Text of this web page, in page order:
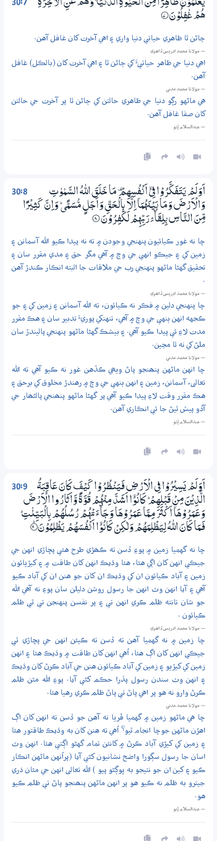
30:7
يَعْلَمُوْنَ ظَاهِرًا مِّنَ الْـحَيٰوةِ الدُّنْيَا ښ وَهُمْ عَنِ الْاٰخِرَةِ
هُمْ غٰفِلُوْنَ 7‏۝
ڄاڻن ٿا ظاهري حياتي دنيا واري ۽ اهي آخرت کان غافل آهن.
— مولانا محمد ادريس ڏاھري
اهي دنيا جي ظاهر حياتيءَ کي ڄاڻن ٿا ۽ اهي آخرت کان (بالڪل) غافل
آهن.
— مولانا محمد مدني
هي ماڻهو رڳو دنيا جي ظاهري حالتن کي ڄاڻن ٿا پر آخرت جي حالتن
کان صفا غافل آهن.
— عبدالسلام ڀُٽو
30:8
اَوَلَمْ يَتَفَكَّرُوْا فِيْٓ اَنْفُسِهِمْ ۣ مَا خَلَقَ اللّٰهُ السَّمٰوٰتِ
وَالْاَرْضَ وَمَا بَيْنَهُمَآ اِلَّا بِالْـحَقِّ وَاَجَلٍ مُّسَمًّى ۭ وَاِنَّ كَثِيْرًا
مِّنَ النَّاسِ بِلِقَاۗئِ رَبِّهِمْ لَكٰفِرُوْنَ 8‏۝
ڇا نه غور ڪيائيون پنهنجي وجودن ۾ ته نه پيدا ڪيو الله آسمانن ۽
زمين کي ۽ جيڪو انهي جي وچ ۾ آهي مگر حق ۽ مدي مقرر سان ۽
تحقيق گهڻا ماڻهو پنهنجي رب جي ملاقات جا البته انڪار ڪندڙ آهن
.
— مولانا محمد ادريس ڏاھري
ڇا پنهنجي دلين ۾ فڪر نه ڪيائون، ته الله آسمانن ۽ زمين کي ۽ جو
ڪجهه انهن ٻنهي جي وچ ۾ آهي، تنهنکي پوريءَ تدبير سان ۽ هڪ مقرر
مدت لاءِ ئي پيدا ڪيو آهي. ۽ بيشڪ گهڻا ماڻهو پنهنجي پاليندڙ سان
ملڻ کي نه ٿا مڃين.
— مولانا محمد مدني
ڇا انهن ماڻهن پنھنجو پاڻ ويھي ڪڏهن غور نه ڪيو آهي ته الله
تعالى، آسمانن، زمين ۽ انهن ٻنهي جي وچ ۾ رهندڙ مخلوق کي برحق ۽
هڪ مقرر وقت لاءِ پيدا ڪيو آهي پر گهڻا ماڻهو پنھنجي پالڻھار جي
آڏو پيش ٿيڻ جا ئي انڪاري آهن.
— عبدالسلام ڀُٽو
30:9
اَوَلَمْ يَسِيْرُوْا فِي الْاَرْضِ فَيَنْظُرُوْا كَيْفَ كَانَ عَاقِبَةُ
الَّذِيْنَ مِنْ قَبْلِهِمْ ۭ كَانُوْٓا اَشَدَّ مِنْهُمْ قُوَّةً وَّاَثَارُوا الْاَرْضَ
وَعَـمَرُوْهَآ اَكْثَرَ مِـمَّا عَـمَرُوْهَا وَجَاۗءَتْهُمْ رُسُلُهُمْ بِالْبَيِّنٰتِ ۭ
فَـمَا كَانَ اللّٰهُ لِيَظْلِمَهُمْ وَلٰكِنْ كَانُوْٓا اَنْفُسَهُمْ يَظْلِمُوْنَ 9‏۝ۭ
ڇا نه گهميا زمين ۾ پوءِ ڏسن ته ڪہڙي طرح هئي پڇاڙي انهن جي
جيڪي انهن کان اڳي هئا، هئا وڌيڪ انهن کان طاقت ۾ ۽ کيڙيائون
زمين ۽ آباد ڪيائون ان کي وڌيڪ ان کان جو هنن ان کي آباد ڪيو
آهي ۽ آيا انهن وٽ انهن جا رسول روشن دليلن سان پوءِ نه آهي الله
جو شان تانته ظلم ڪري انهن تي ۽ پر نفسن پنهنجن تي ٿي ظلم
ڪيائون .
— مولانا محمد ادريس ڏاھري
ڇا زمين ۾ نه گهميا آهن ته ڏسن ته ڪيئن انهن جي پڇاڙي ٿي
جيڪي انهن کان اڳ هئا، اُهي انهن کان طاقت ۾ وڌيڪ هئا ۽ انهن
زمين کي کيڙيو ۽ زمين کي آباد ڪيائون هنن جي آباد ڪرڻ کان وڌيڪ
۽ انهن وٽ سندن رسول پڌرا حڪم کڻي آيا. پوءِ الله مٿن ظلم
ڪرڻ وارو نه هو پر اهي پاڻ تي پاڻ ظلم ڪري رهيا هئا.
— مولانا محمد مدني
ڇا هي ماڻهو زمين ۾ گهميا ڦريا نه آهن جو ڏسن ته انهن کان اڳ
اهڙن ماڻهن جوڇا انجام ٿيو؟ اُهي ته هنن کان به وڌيڪ طاقتور هئا
۽ زمين کي کيڙي آباد ڪرڻ ۾ کانئن تمام گهڻو اڳتي هئا. انهن وٽ
اسان جا رسول سڳورا واضح نشانيون کڻي آيا (پراُنهن ماڻهن انڪار
ڪيو ۽ کين ان جو نتيجو به ڀوڳڻو پيو ) الله تعالى انهن جي مٿان ذري
جيترو به ظلم نه ڪيو هو پر انهن ماڻهن پنھنجو پاڻ تي ظلم ڪيو
هو.
— عبدالسلام ڀُٽو